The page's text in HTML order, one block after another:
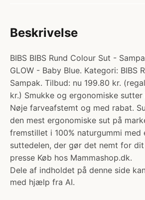
Beskrivelse
BIBS BIBS Rund Colour Sut -
GLOW - Baby Blue. Kategori: BIBS
Sampak. Tilbud: nu 199.80 kr.
kr.) Smukke og ergonomiske
Nøje farveafstemt og med rabat.
den mest ergonomiske sut på
fremstillet i 100% naturgummi med
suttedelen, der gør det nemt for
presse Køb hos Mammashop.dk.
Dele af indholdet på denne side
med hjælp fra AI.